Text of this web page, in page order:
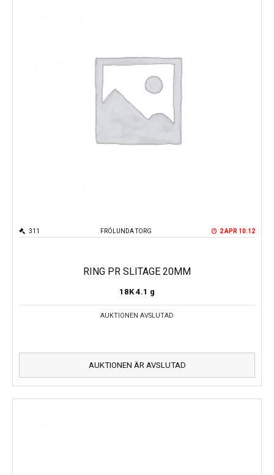
FRÖLUNDA TORG
311 2 APR 10:12
RING PR SLITAGE 20MM
18K 4.1 g
AUKTIONEN AVSLUTAD
AUKTIONEN ÄR AVSLUTAD